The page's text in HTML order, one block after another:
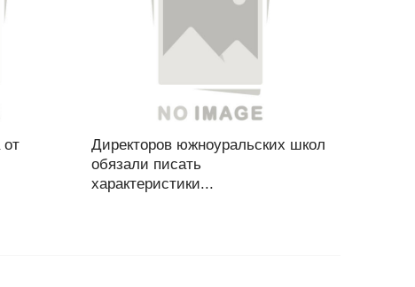
от
Директоров южноуральских школ
обязали писать
характеристики...